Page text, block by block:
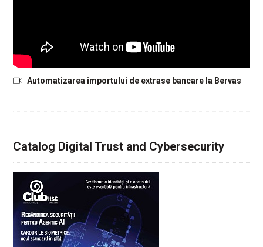
Automatizarea importului de extrase bancare la Bervas
Catalog Digital Trust and Cybersecurity